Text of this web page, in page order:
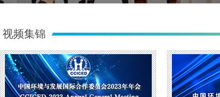
视频集锦